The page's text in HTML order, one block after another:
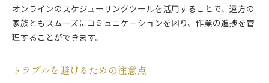
オンラインのスケジューリングツールを活用することで、遠方の
家族ともスムーズにコミュニケーションを図り、作業の進捗を管
理することができます。
トラブルを避けるための注意点